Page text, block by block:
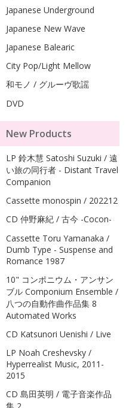
Japanese Underground
Japanese New Wave
Japanese Balearic
City Pop/Light Mellow
和モノ / グルーヴ歌謡
DVD
New Products
LP 鈴木慧 Satoshi Suzuki / 遠
い旅の同行者 - Distant Travel
Companion
Cassette monospin / 202212
CD 仲野麻紀 / 古今 -Cocon-
Cassette Toru Yamanaka /
Dumb Type - Suspense and
Romance 1987
10" コンポニウム・アンサン
ブル Componium Ensemble /
八つの自動作曲作品集 8
Automated Works
CD Katsunori Uenishi / Live
LP Noah Creshevsky /
Hyperrealist Music, 2011-
2015
CD 島田英明 / 電子音楽作品